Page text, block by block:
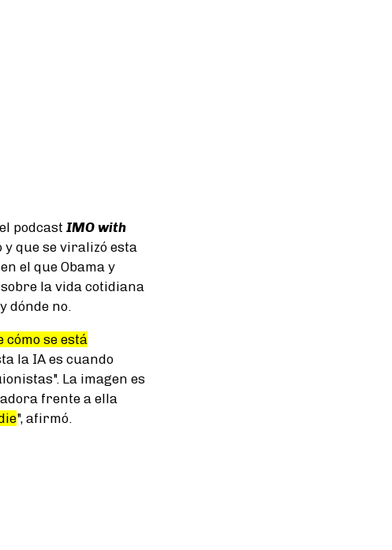
podcast IMO with
y que se viralizó esta
el que Obama y
la vida cotidiana
dónde no.
se está
la IA es cuando
La imagen es
frente a ella
", afirmó.